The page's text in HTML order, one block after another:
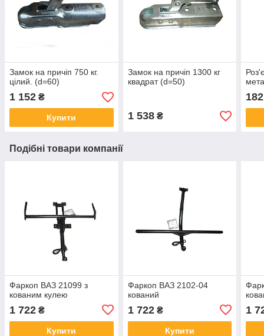
Замок на причіп 750 кг.
цілий. (d=60)
1 152 ₴
Купити
Замок на причіп 1300 кг
квадрат (d=50)
1 538₴
182
Подібні товари компанії
Фаркоп ВАЗ 21099 з
кованим кулею
1 722 ₴
Купити
Фаркоп ВАЗ 2102-04
кований
1 722₴
Купити
1